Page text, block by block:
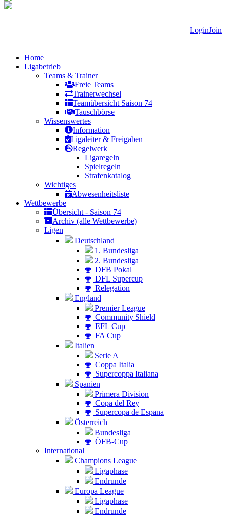
LoginJoin
Home
Ligabetrieb
Teams & Trainer
Freie Teams
Trainerwechsel
Teamübersicht Saison 74
Tauschbörse
Wissenswertes
Information
Ligaleiter & Freigaben
Regelwerk
Ligaregeln
Spielregeln
Strafenkatalog
Wichtiges
Abwesenheitsliste
Wettbewerbe
Übersicht - Saison 74
Archiv (alle Wettbewerbe)
Ligen
Deutschland
1. Bundesliga
2. Bundesliga
DFB Pokal
DFL Supercup
Relegation
England
Premier League
Community Shield
EFL Cup
FA Cup
Italien
Serie A
Coppa Italia
Supercoppa Italiana
Spanien
Primera Division
Copa del Rey
Supercopa de Espana
Österreich
Bundesliga
ÖFB-Cup
International
Champions League
Ligaphase
Endrunde
Europa League
Ligaphase
Endrunde